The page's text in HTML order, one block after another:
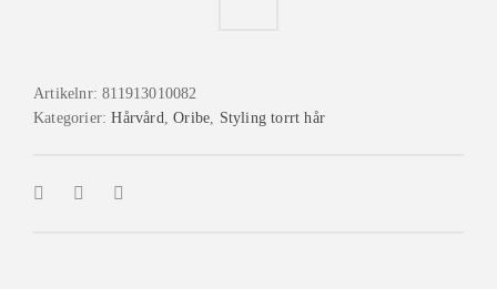
Artikelnr:811913010082
Kategorier:Hårvård,Oribe, Styling torrt hår